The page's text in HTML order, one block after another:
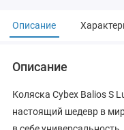
Описание
Описание
Коляска Cybex Balios S
настоящий шедевр в